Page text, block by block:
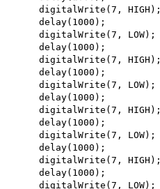
digitalWrite(7, HIGH);
delay(1000);
digitalWrite(7, LOW);
delay(1000);
digitalWrite(7, HIGH);
delay(1000);
digitalWrite(7, LOW);
delay(1000);
digitalWrite(7, HIGH);
delay(1000);
digitalWrite(7, LOW);
delay(1000);
digitalWrite(7, HIGH);
delay(1000);
digitalWrite(7, LOW);